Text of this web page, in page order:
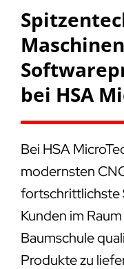
bei HSA
Bei HSA
modernsten
fortschrittlichste
Kunden im
Baumschule
Produkte zu